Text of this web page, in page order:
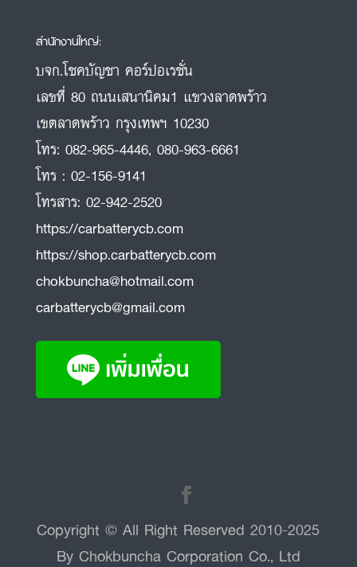
สำนักงานใหญ่:
บจก.โชคบัญชา คอร์ปอเรชั่น
เลขที่ 80 ถนนเสนานิคม1 แขวงลาดพร้าว
เขตลาดพร้าว กรุงเทพฯ 10230
โทร: 082-965-4446, 080-963-6661
โทร : 02-156-9141
โทรสาร: 02-942-2520
https://carbatterycb.com
https://shop.carbatterycb.com
chokbuncha@hotmail.com
carbatterycb@gmail.com
Copyright © All Right Reserved 2010-2025
By Chokbuncha Corporation Co., Ltd